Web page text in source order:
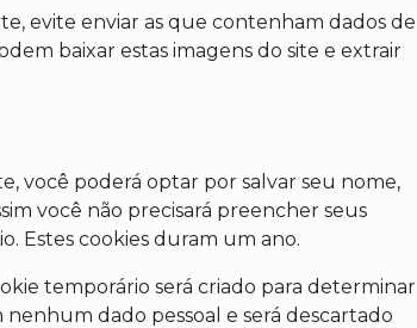
evite enviar as que contenham dados de
baixar estas imagens do site e extrair
você poderá optar por salvar seu nome,
você não precisará preencher seus
Estes cookies duram um ano.
temporário será criado para determinar
dado pessoal e será descartado